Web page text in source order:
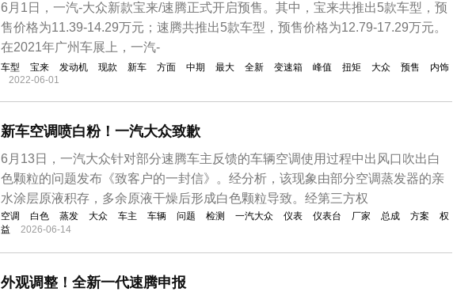
6月1日，一汽-大众新款宝来/速腾正式开启预售。其中，宝来共推出5款车型，预
售价格为11.39-14.29万元；速腾共推出5款车型，预售价格为12.79-17.29万元。
在2021年广州车展上，一汽-
车型 宝来 发动机 现款 新车 方面 中期 最大 全新 变速箱 峰值 扭矩 大众 预售
内饰
2022-06-01
新车空调喷白粉！一汽大众致歉
6月13日，一汽大众针对部分速腾车主反馈的车辆空调使用过程中出风口吹出白
色颗粒的问题发布《致客户的一封信》。经分析，该现象由部分空调蒸发器的亲
水涂层原液积存，多余原液干燥后形成白色颗粒导致。经第三方权
空调 白色 蒸发 大众 车主 车辆 问题 检测 一汽大众 仪表 仪表台 厂家 总成 方案
权
益
2026-06-14
外观调整！全新一代速腾申报